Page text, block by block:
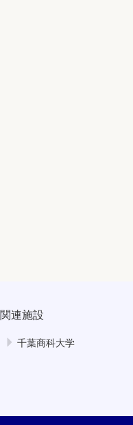
関連施設
千葉商科大学